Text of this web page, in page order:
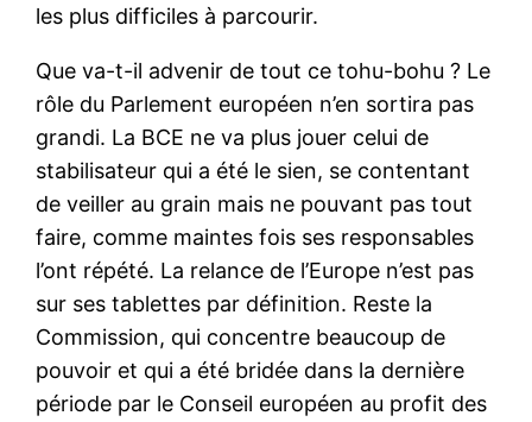
les plus difficiles à parcourir.
Que va-t-il advenir de tout ce tohu-bohu ? Le
rôle du Parlement européen n’en sortira pas
grandi. La BCE ne va plus jouer celui de
stabilisateur qui a été le sien, se contentant
de veiller au grain mais ne pouvant pas tout
faire, comme maintes fois ses responsables
l’ont répété. La relance de l’Europe n’est pas
sur ses tablettes par définition. Reste la
Commission, qui concentre beaucoup de
pouvoir et qui a été bridée dans la dernière
période par le Conseil européen au profit des